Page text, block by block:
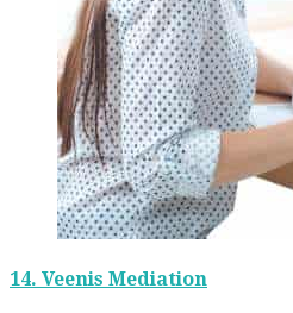
14. Veenis Mediation